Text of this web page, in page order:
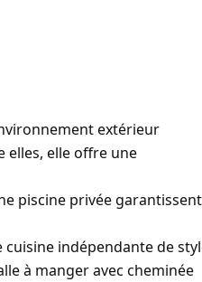
extérieur
elles, elle offre une
piscine privée garantissent
cuisine indépendante de
à manger avec cheminée